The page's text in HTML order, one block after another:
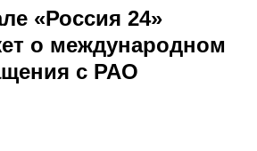
«Россия 24»
о международном
с РАО